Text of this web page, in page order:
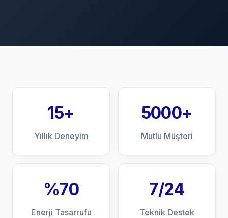
15+
Yıllık Deneyim
5000+
Mutlu Müşteri
%70
Enerji Tasarrufu
7/24
Teknik Destek